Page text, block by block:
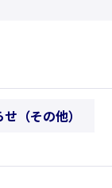
（その他）